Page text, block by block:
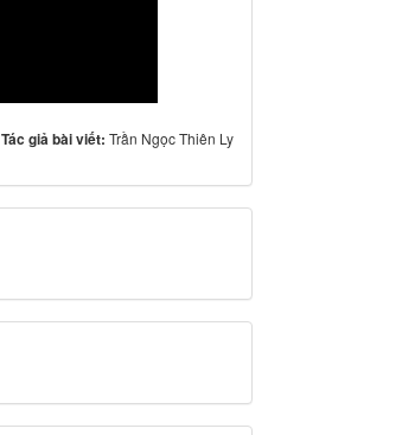
Tác giả bài viết: Trần Ngọc Thiên Ly